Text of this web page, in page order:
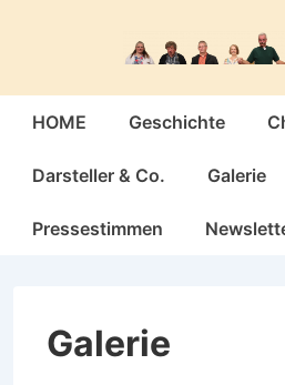
Hauptnavigation
HOME Geschichte
Darsteller & Co. Galerie
Pressestimmen
Galerie